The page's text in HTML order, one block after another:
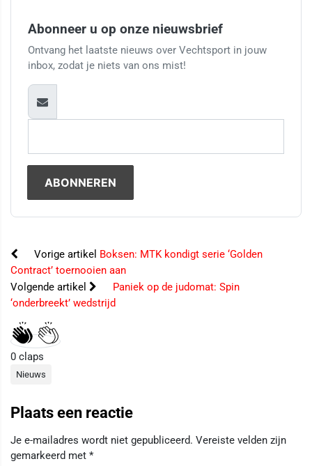
Abonneer u op onze nieuwsbrief
Ontvang het laatste nieuws over Vechtsport in jouw
inbox, zodat je niets van ons mist!
Vorige artikel Boksen: MTK kondigt serie ‘Golden
Contract’ toernooien aan
Volgende artikel
Paniek op de judomat: Spin
‘onderbreekt’ wedstrijd
0 claps
Nieuws
Plaats een reactie
Je e-mailadres wordt niet gepubliceerd. Vereiste velden zijn
gemarkeerd met *